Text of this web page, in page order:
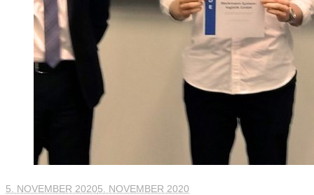
5. NOVEMBER 20205. NOVEMBER 2020